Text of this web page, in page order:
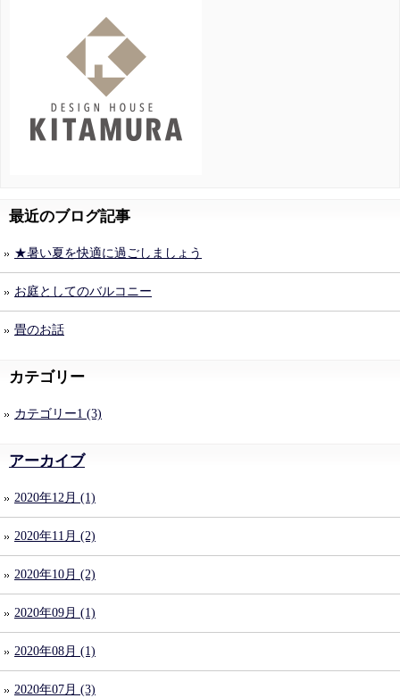
最近のブログ記事
★暑い夏を快適に過ごしましょう
お庭としてのバルコニー
畳のお話
カテゴリー
カテゴリー1 (3)
アーカイブ
2020年12月 (1)
2020年11月 (2)
2020年10月 (2)
2020年09月 (1)
2020年08月 (1)
2020年07月 (3)